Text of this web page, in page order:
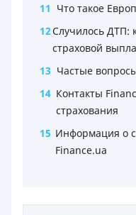
11 Что такое
12Случилось ДТП:
страховой
13 Частые
14 Контакты
страхования
15 Информация о
Finance.ua